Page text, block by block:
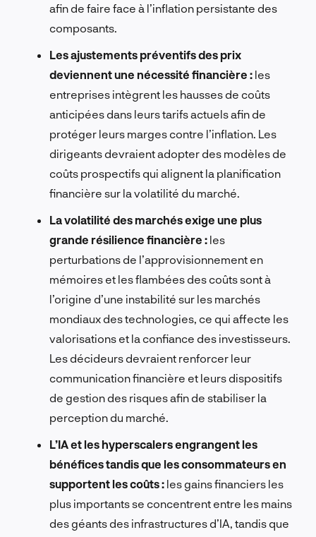
afin de faire face à l’inflation persistante des
composants.
Les ajustements préventifs des prix
deviennent une nécessité financière : les
entreprises intègrent les hausses de coûts
anticipées dans leurs tarifs actuels afin de
protéger leurs marges contre l’inflation. Les
dirigeants devraient adopter des modèles de
coûts prospectifs qui alignent la planification
financière sur la volatilité du marché.
La volatilité des marchés exige une plus
grande résilience financière : les
perturbations de l’approvisionnement en
mémoires et les flambées des coûts sont à
l’origine d’une instabilité sur les marchés
mondiaux des technologies, ce qui affecte les
valorisations et la confiance des investisseurs.
Les décideurs devraient renforcer leur
communication financière et leurs dispositifs
de gestion des risques afin de stabiliser la
perception du marché.
L’IA et les hyperscalers engrangent les
bénéfices tandis que les consommateurs en
supportent les coûts : les gains financiers les
plus importants se concentrent entre les mains
des géants des infrastructures d’IA, tandis que